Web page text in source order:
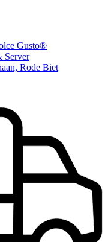
Gusto®
Server
Rode Biet